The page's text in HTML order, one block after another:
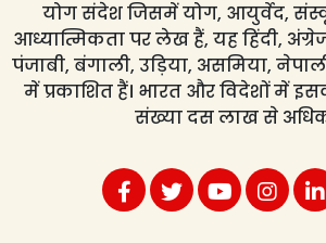
योग संदेश जिसमें योग, आयुर्वेद,
आध्यात्मिकता पर लेख हैं, यह हिंदी,
पंजाबी, बंगाली, उड़िया, असमिया,
में प्रकाशित हैं। भारत और विदेशों में
संख्या दस लाख से